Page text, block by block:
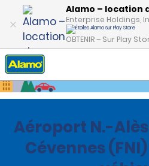
Alamo – location
Enterprise Holdings,
OBTENIR – Sur Play
Accueil Succursales
Aéroport N.-
Cévennes